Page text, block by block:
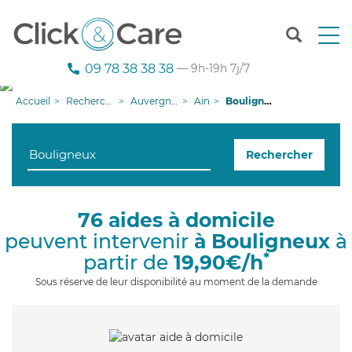
T
n
g
i
09 78 38 38 38 — 9h-19h 7j/7
Accueil Recherche aide à domicile Auvergne-Rhône-Alpes Ain Bouligneux
Rechercher
76 aides à domicile
peuvent intervenir à Bouligneux à
partir de 19,90€/h*
Sous réserve de leur disponibilité au moment de la demande